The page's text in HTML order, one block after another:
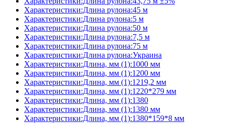
Характеристики:Длина рулона:45 м
Характеристики:Длина рулона:5 м
Характеристики:Длина рулона:50 м
Характеристики:Длина рулона:7,5 м
Характеристики:Длина рулона:75 м
Характеристики:Длина рулона:Украина
Характеристики:Длина, мм (1):1000 мм
Характеристики:Длина, мм (1):1200 мм
Характеристики:Длина, мм (1):1219,2 мм
Характеристики:Длина, мм (1):1220*279 мм
Характеристики:Длина, мм (1):1380
Характеристики:Длина, мм (1):1380 мм
Характеристики:Длина, мм (1):1380*159*8 мм